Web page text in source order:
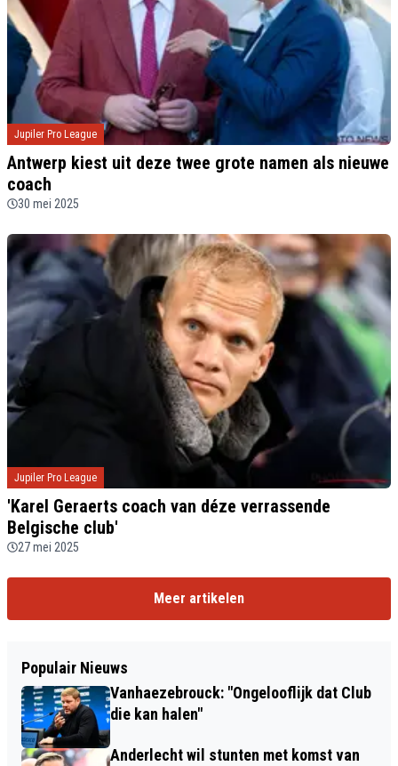
Jupiler Pro League
Antwerp kiest uit deze twee grote namen als nieuwe
coach
30 mei 2025
Jupiler Pro League
'Karel Geraerts coach van déze verrassende
Belgische club'
27 mei 2025
Meer artikelen
Populair Nieuws
Vanhaezebrouck: "Ongelooflijk dat Club
die kan halen"
Anderlecht wil stunten met komst van